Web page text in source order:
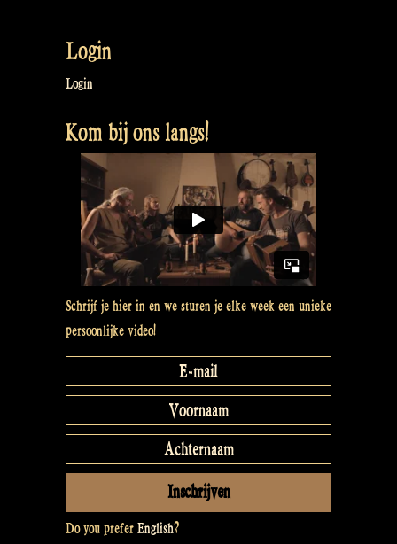
Login
Login
Kom bij ons langs!
Schrijf je hier in en we sturen je elke week een unieke
persoonlijke video!
Do you prefer English?